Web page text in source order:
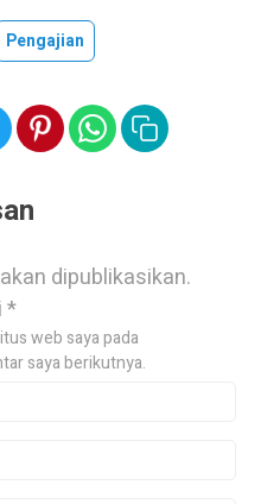
Pengajian
dipublikasikan.
*
web saya pada
saya berikutnya.